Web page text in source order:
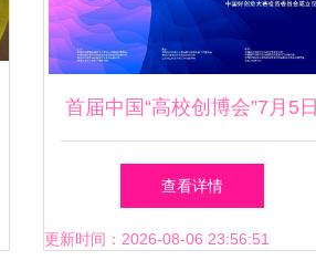
首届中国“高校创博会”7月5日
盛大启幕 动漫技术开发引领
产教融合新篇章
查看详情
更新时间：2026-08-06 23:56:51